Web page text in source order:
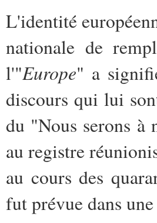
L'identité
nationale de
l'"Europe" a
discours qui lui
du "Nous serons à
au registre
au cours des
fut prévue dans